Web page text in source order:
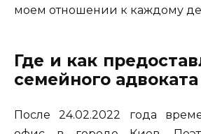
моем отношении к каждому
Где и как
семейного адвоката
После 24.02.2022 года